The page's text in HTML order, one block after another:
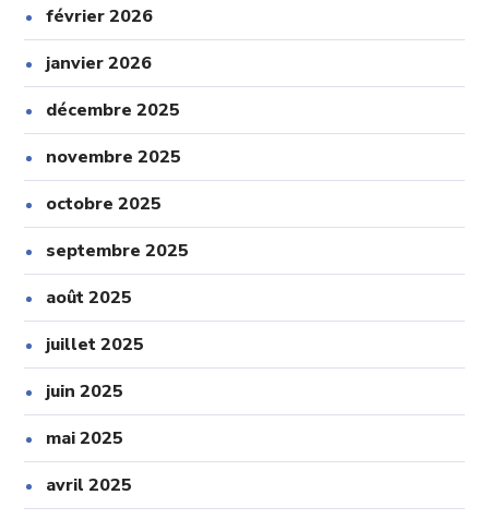
février 2026
janvier 2026
décembre 2025
novembre 2025
octobre 2025
septembre 2025
août 2025
juillet 2025
juin 2025
mai 2025
avril 2025